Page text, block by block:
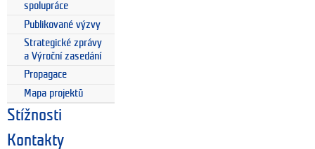
spolupráce
Publikované výzvy
Strategické zprávy
a Výroční zasedání
Propagace
Mapa projektů
Stížnosti
Kontakty